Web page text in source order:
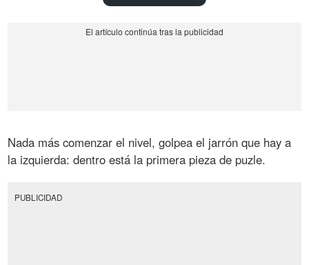
Nada más comenzar el nivel, golpea el jarrón que hay a
la izquierda: dentro está la primera pieza de puzle.
PUBLICIDAD